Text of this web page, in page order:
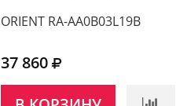
ORIENT RA-AA0B03L19B
37 860